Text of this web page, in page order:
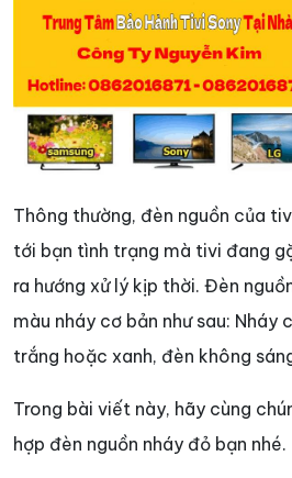
Thông thường, đèn nguồn của
tới bạn tình trạng mà tivi đang
ra hướng xử lý kịp thời. Đèn
màu nháy cơ bản như sau: Nháy
trắng hoặc xanh, đèn không
Trong bài viết này, hãy cùng
hợp đèn nguồn nháy đỏ bạn nhé.